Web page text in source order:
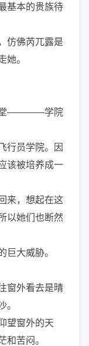
基本的贵族待
仿佛芮兀露是
她。
堂————学院
行员学院。因
该被培养成一
来，想起在这
以她们也断然
巨大威胁。
窗外看去是晴
。
望窗外的天
和苦闷。